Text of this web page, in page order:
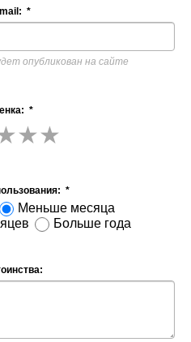
*
опубликован на сайте
*
*
Меньше месяца
Больше года